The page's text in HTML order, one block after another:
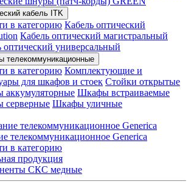
кабель ITK
в категорию Кабель оптический
Кабель оптический магистральный
оптический универсальный
телекоммуникационные
в категорию Комплектующие и
для шкафов и стоек Стойки открытые
Шкафы встраиваемые
Шкафы уличные
телекоммуникационное Generica
в категорию
продукция
СКС медные